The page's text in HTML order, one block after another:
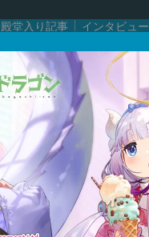
殿堂入り記事 インタビュー